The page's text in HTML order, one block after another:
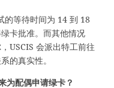
的等待时间为 14 到 18
卡批准。而其他情况
USCIS 会派出特工前往
的真实性。
为配偶申请绿卡？